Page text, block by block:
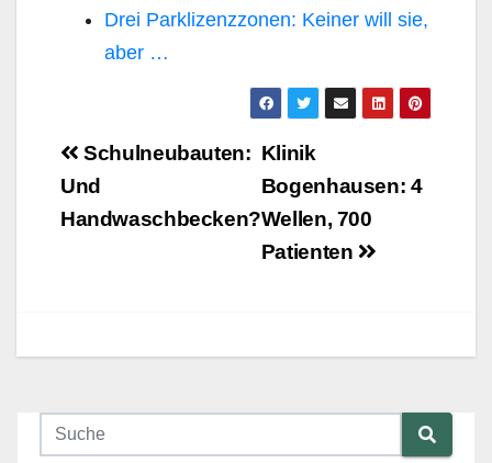
Drei Parklizenzzonen: Keiner will sie,
aber …
Beitragsnavigation
Klinik
Bogenhausen: 4
Wellen, 700
Patienten
Schulneubauten:
Und
Handwaschbecken?